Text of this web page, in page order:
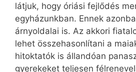
látjuk, hogy óriási fejlődés
egyházunkban. Ennek
árnyoldalai is. Az akkori
lehet összehasonlítani a
hitoktatók is állandóan
gyerekeket teljesen